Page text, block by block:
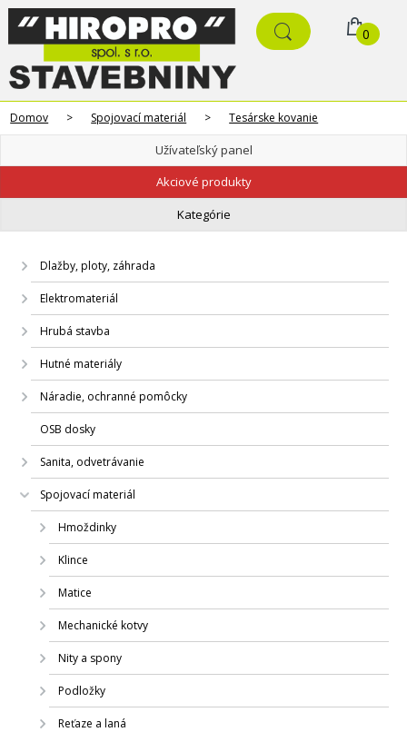
0
Domov > Spojovací materiál > Tesárske kovanie
Užívateľský panel
Akciové produkty
Kategórie
Dlažby, ploty, záhrada
Elektromateriál
Hrubá stavba
Hutné materiály
Náradie, ochranné pomôcky
OSB dosky
Sanita, odvetrávanie
Spojovací materiál
Hmoždinky
Klince
Matice
Mechanické kotvy
Nity a spony
Podložky
Reťaze a laná